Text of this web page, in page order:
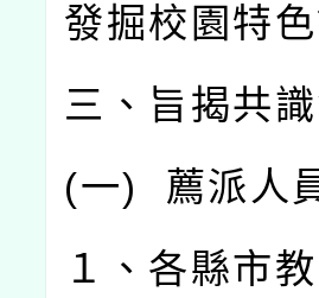
發掘校園特
三、旨揭共
(一) 薦派人
１、各縣市